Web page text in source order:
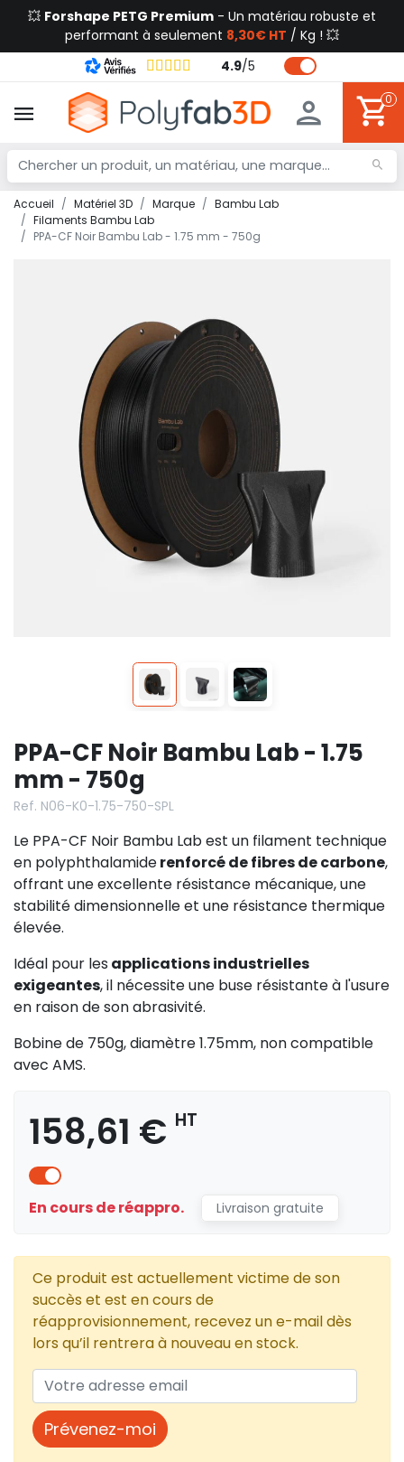
💥 Forshape PETG Premium - Un matériau robuste et
performant à seulement 8,30€ HT / Kg ! 💥
4.9/5
0
Accueil Matériel 3D Marque
Bambu Lab
Filaments Bambu Lab
PPA-CF Noir Bambu Lab - 1.75 mm - 750g
PPA-CF Noir Bambu Lab - 1.75
mm - 750g
Ref. N06-K0-1.75-750-SPL
Le PPA-CF Noir Bambu Lab est un filament technique
en polyphthalamiderenforcé de fibres de carbone,
offrant une excellente résistance mécanique, une
stabilité dimensionnelle et une résistance thermique
élevée.
Idéal pour les applications industrielles
exigeantes, il nécessite une buse résistante à l'usure
en raison de son abrasivité.
Bobine de 750g, diamètre 1.75mm, non compatible
avec AMS.
158,61 € HT
En cours de réappro. Livraison gratuite
Ce produit est actuellement victime de son
succès et est en cours de
réapprovisionnement, recevez un e-mail dès
lors qu’il rentrera à nouveau en stock.
Prévenez-moi